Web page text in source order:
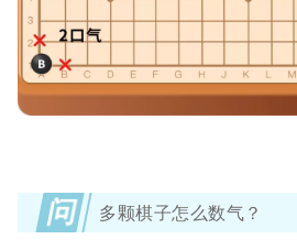
问 多颗棋子怎么数气？